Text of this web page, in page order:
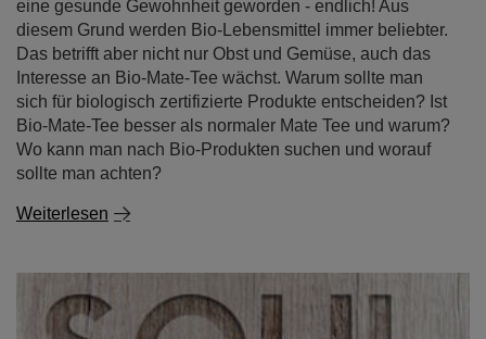
eine gesunde Gewohnheit geworden - endlich! Aus
diesem Grund werden Bio-Lebensmittel immer beliebter.
Das betrifft aber nicht nur Obst und Gemüse, auch das
Interesse an Bio-Mate-Tee wächst. Warum sollte man
sich für biologisch zertifizierte Produkte entscheiden? Ist
Bio-Mate-Tee besser als normaler Mate Tee und warum?
Wo kann man nach Bio-Produkten suchen und worauf
sollte man achten?
Weiterlesen